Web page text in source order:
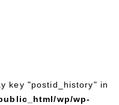
key "postid_history" in
wp/wp-